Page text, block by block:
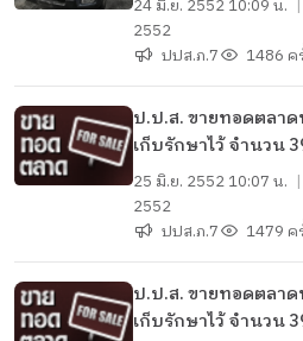
24 มิ.ย. 2552 10:09 น. |
2552
ปปส.ภ.7
1486 ค
ป.ป.ส. ขายทอดตลา
เก็บรักษาไว้ จำนวน
25 มิ.ย. 2552 10:07 น. |
2552
ปปส.ภ.7
1479 ค
ป.ป.ส. ขายทอดตลา
เก็บรักษาไว้ จำนวน